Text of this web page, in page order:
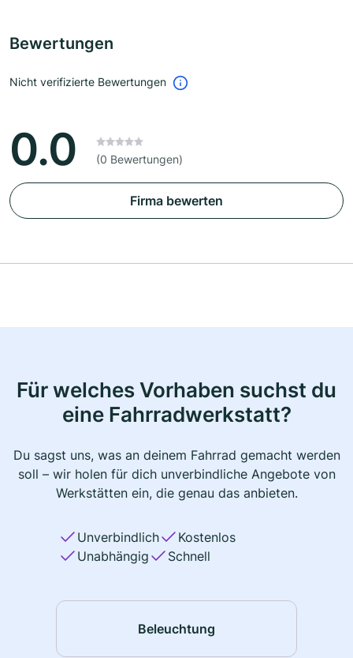
Bewertungen
Nicht verifizierte Bewertungen
0.0 (0 Bewertungen)
Firma bewerten
Für welches Vorhaben suchst du
eine Fahrradwerkstatt?
Du sagst uns, was an deinem Fahrrad gemacht werden
soll – wir holen für dich unverbindliche Angebote von
Werkstätten ein, die genau das anbieten.
Unverbindlich
Kostenlos
Unabhängig
Schnell
Beleuchtung